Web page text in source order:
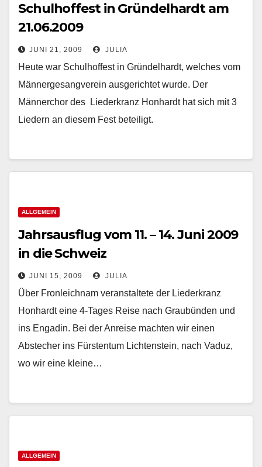
Schulhoffest in Gründelhardt am
21.06.2009
JUNI 21, 2009 JULIA
Heute war Schulhoffest in Gründelhardt, welches vom
Männergesangverein ausgerichtet wurde. Der
Männerchor des Liederkranz Honhardt hat sich mit 3
Liedern an diesem Fest beteiligt.
ALLGEMEIN
Jahrsausflug vom 11. – 14. Juni 2009
in die Schweiz
JUNI 15, 2009 JULIA
Über Fronleichnam veranstaltete der Liederkranz
Honhardt eine 4-Tages Reise nach Graubünden und
ins Engadin. Bei der Anreise machten wir einen
Abstecher ins Fürstentum Lichtenstein, nach Vaduz,
wo wir eine kleine…
ALLGEMEIN